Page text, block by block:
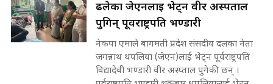
कहिले बन्ला चक्रपथ ? विस्तार कार्यमा
किन भइरहेछ ढिलाइ ?The Ring Road
Expansion Dilemma |
SIDHAKURA |
७८ लाख घुस खाने मन्त्री ! जोगाउने
प्रधानमन्त्री ? || SIDHAKURA ||
SIDHAKURA INVESTIGATION
ढलेका जेएनलाई भेट्न वीर अस्पताल
पुगिन् पूर्वराष्ट्रपति भण्डारी
नेकपा एमाले बागमती प्रदेश संसदीय दलका नेता
जगन्नाथ थपलिया (जेएन)लाई भेट्न पूर्वराष्ट्रपति
विद्यादेवी भण्डारी वीर अस्प्ताल पुगेकी छन् ।